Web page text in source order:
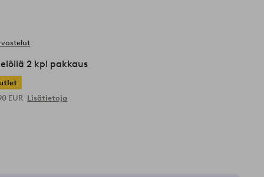
2 kpl pakkaus
EUR Lisätietoja